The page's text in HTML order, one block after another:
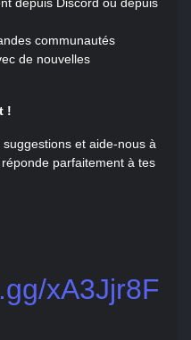
communautés
de nouvelles
!
et aide-nous à
parfaitement à tes
xA3Jjr8F